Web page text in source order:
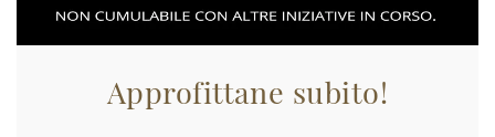
Approfittane subito!